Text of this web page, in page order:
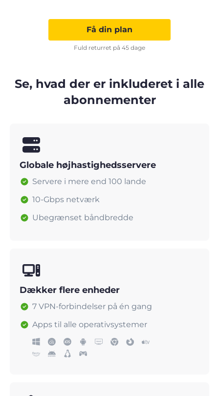
Få din plan
Fuld returret på 45 dage
Se, hvad der er inkluderet i alle
abonnementer
Globale højhastighedsservere
Servere i mere end 100 lande
10-Gbps netværk
Ubegrænset båndbredde
Dækker flere enheder
7 VPN-forbindelser på én gang
Apps til alle operativsystemer